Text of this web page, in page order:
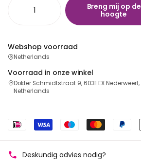
Breng mij op de
hoogte
Webshop voorraad
Netherlands
Voorraad in onze winkel
Dokter Schmidtstraat 9, 6031 EX Nederweert,
Netherlands
Deskundig advies nodig?